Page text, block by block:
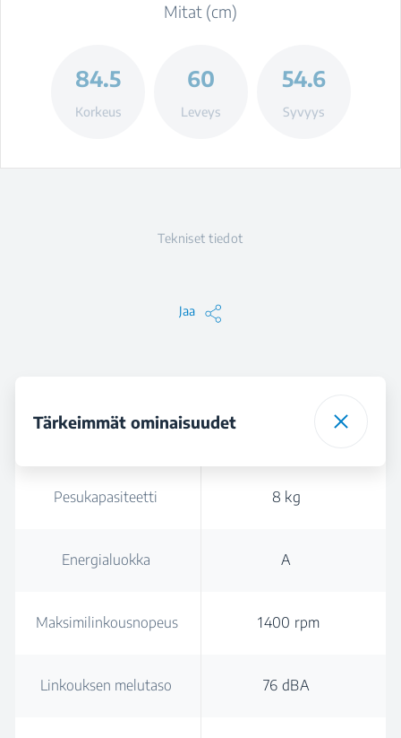
Mitat (cm)
84.5
Korkeus
60
Leveys
54.6
Syvyys
Tekniset tiedot
Jaa
Tärkeimmät ominaisuudet
Pesukapasiteetti 8 kg
Energialuokka A
Maksimilinkousnopeus 1400 rpm
Linkouksen melutaso 76 dBA